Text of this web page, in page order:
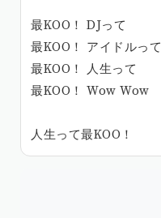
最KOO！ DJって
最KOO！ アイドルって
最KOO！ 人生って
最KOO！ Wow Wow
人生って最KOO！